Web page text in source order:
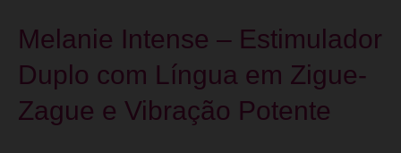
Melanie Intense – Estimulador
Duplo com Língua em Zigue-
Zague e Vibração Potente